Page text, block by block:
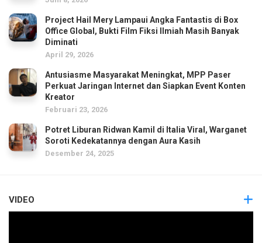
Project Hail Mery Lampaui Angka Fantastis di Box
Office Global, Bukti Film Fiksi Ilmiah Masih Banyak
Diminati
April 29, 2026
Antusiasme Masyarakat Meningkat, MPP Paser
Perkuat Jaringan Internet dan Siapkan Event Konten
Kreator
Februari 23, 2026
Potret Liburan Ridwan Kamil di Italia Viral, Warganet
Soroti Kedekatannya dengan Aura Kasih
Desember 24, 2025
VIDEO